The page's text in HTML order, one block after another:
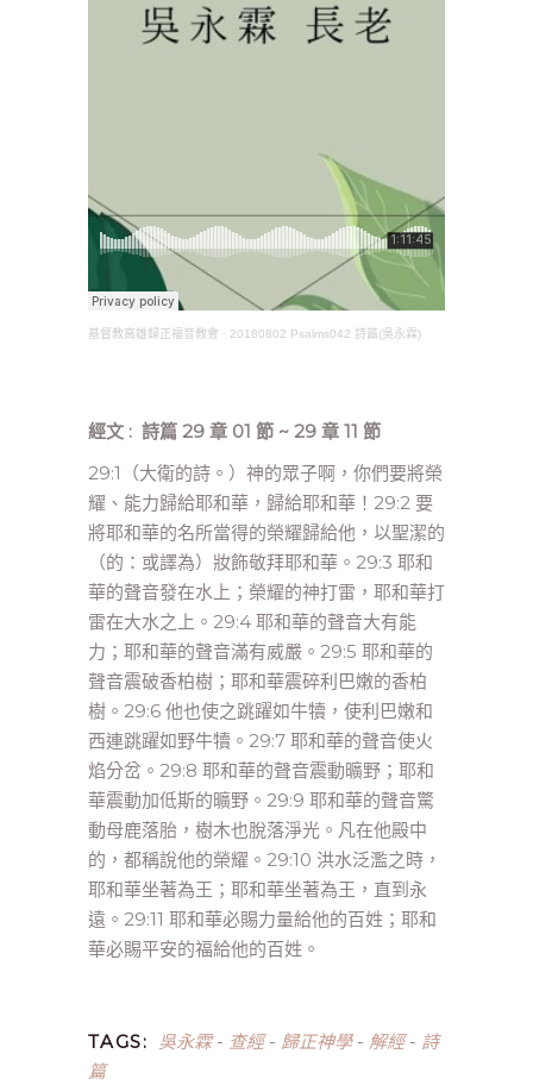
基督教高雄歸正福音教會 · 20180802 Psalms042 詩篇(吳永霖)
經文 : 詩篇 29 章 01 節 ~ 29 章 11 節
29:1（大衛的詩。）神的眾子啊，你們要將榮
耀、能力歸給耶和華，歸給耶和華！29:2 要
將耶和華的名所當得的榮耀歸給他，以聖潔的
（的：或譯為）妝飾敬拜耶和華。29:3 耶和
華的聲音發在水上；榮耀的神打雷，耶和華打
雷在大水之上。29:4 耶和華的聲音大有能
力；耶和華的聲音滿有威嚴。29:5 耶和華的
聲音震破香柏樹；耶和華震碎利巴嫩的香柏
樹。29:6 他也使之跳躍如牛犢，使利巴嫩和
西連跳躍如野牛犢。29:7 耶和華的聲音使火
焰分岔。29:8 耶和華的聲音震動曠野；耶和
華震動加低斯的曠野。29:9 耶和華的聲音驚
動母鹿落胎，樹木也脫落淨光。凡在他殿中
的，都稱說他的榮耀。29:10 洪水泛濫之時，
耶和華坐著為王；耶和華坐著為王，直到永
遠。29:11 耶和華必賜力量給他的百姓；耶和
華必賜平安的福給他的百姓。
TAGS: 吳永霖- 查經- 歸正神學- 解經- 詩
篇